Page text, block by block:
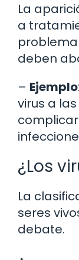
La
a
deben
– Ejemplo
virus a
¿Los
La
seres
debate.